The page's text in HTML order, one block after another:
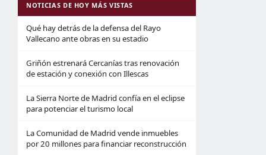
NOTICIAS DE HOY MÁS VISTAS
Qué hay detrás de la defensa del Rayo
Vallecano ante obras en su estadio
Griñón estrenará Cercanías tras renovación
de estación y conexión con Illescas
La Sierra Norte de Madrid confía en el eclipse
para potenciar el turismo local
La Comunidad de Madrid vende inmuebles
por 20 millones para financiar reconstrucción